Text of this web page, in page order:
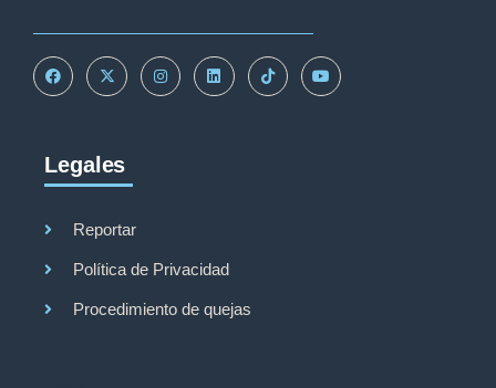
Legales
Reportar
Política de Privacidad
Procedimiento de quejas